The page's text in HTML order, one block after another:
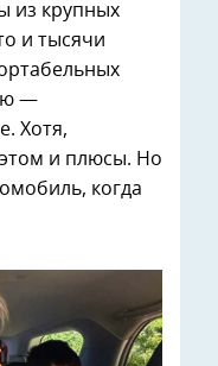
из крупных
и тысячи
—
Хотя,
этом и плюсы. Но
когда